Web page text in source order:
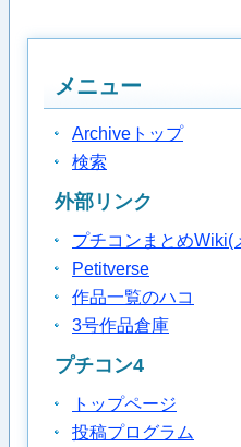
メニュー
Archiveトップ
検索
外部リンク
プチコンまとめWiki(
Petitverse
作品一覧のハコ
3号作品倉庫
プチコン4
トップページ
投稿プログラム